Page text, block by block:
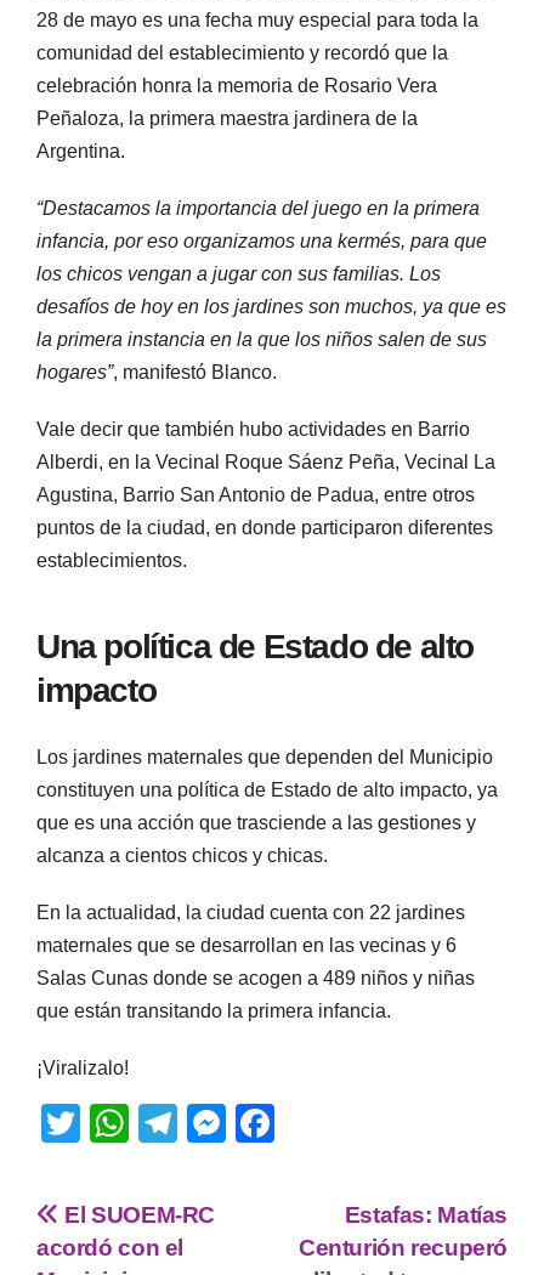
28 de mayo es una fecha muy especial para toda la
comunidad del establecimiento y recordó que la
celebración honra la memoria de Rosario Vera
Peñaloza, la primera maestra jardinera de la
Argentina.
“Destacamos la importancia del juego en la primera
infancia, por eso organizamos una kermés, para que
los chicos vengan a jugar con sus familias. Los
desafíos de hoy en los jardines son muchos, ya que es
la primera instancia en la que los niños salen de sus
hogares”, manifestó Blanco.
Vale decir que también hubo actividades en Barrio
Alberdi, en la Vecinal Roque Sáenz Peña, Vecinal La
Agustina, Barrio San Antonio de Padua, entre otros
puntos de la ciudad, en donde participaron diferentes
establecimientos.
Una política de Estado de alto
impacto
Los jardines maternales que dependen del Municipio
constituyen una política de Estado de alto impacto, ya
que es una acción que trasciende a las gestiones y
alcanza a cientos chicos y chicas.
En la actualidad, la ciudad cuenta con 22 jardines
maternales que se desarrollan en las vecinas y 6
Salas Cunas donde se acogen a 489 niños y niñas
que están transitando la primera infancia.
¡Viralizalo!
T
tt
er
W
at
s
T
e
gr
M
Estafas: Matías
Centurión recuperó
El SUOEM-RC
acordó con el